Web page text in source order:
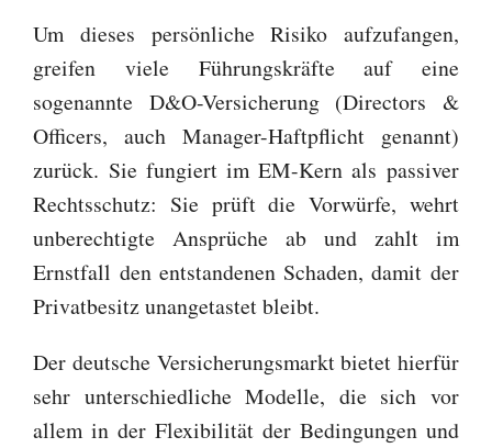
Um dieses persönliche Risiko aufzufangen,
greifen viele Führungskräfte auf eine
sogenannte D&O-Versicherung (Directors &
Officers, auch Manager-Haftpflicht genannt)
zurück. Sie fungiert im EM-Kern als passiver
Rechtsschutz: Sie prüft die Vorwürfe, wehrt
unberechtigte Ansprüche ab und zahlt im
Ernstfall den entstandenen Schaden, damit der
Privatbesitz unangetastet bleibt.
Der deutsche Versicherungsmarkt bietet hierfür
sehr unterschiedliche Modelle, die sich vor
allem in der Flexibilität der Bedingungen und